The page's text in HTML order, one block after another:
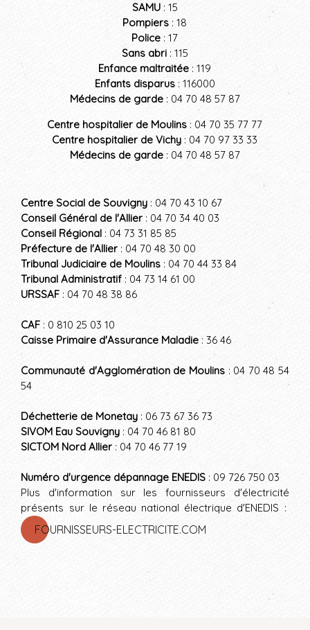
SAMU: 15
Pompiers : 18
Police : 17
Sans abri: 115
Enfance maltraitée : 119
Enfants disparus: 116000
Médecins de garde: 04 70 48 57 87
Centre hospitalier de Moulins : 04 70 35 77 77
Centre hospitalier de Vichy : 04 70 97 33 33
Médecins de garde: 04 70 48 57 87
Centre Social de Souvigny : 04 70 43 10 67
Conseil Général de l'Allier : 04 70 34 40 03
Conseil Régional : 04 73 31 85 85
Préfecture de l'Allier : 04 70 48 30 00
Tribunal Judiciaire de Moulins : 04 70 44 33 84
Tribunal Administratif : 04 73 14 61 00
URSSAF : 04 70 48 38 86
CAF : 0 810 25 03 10
Caisse Primaire d'Assurance Maladie : 36 46
Communauté d'Agglomération de Moulins : 04 70 48 54
54
Déchetterie de Monetay : 06 73 67 36 73
SIVOM Eau Souvigny : 04 70 46 81 80
SICTOM Nord Allier : 04 70 46 77 19
Numéro d'urgence dépannage ENEDIS : 09 726 750 03
Plus d'information sur les fournisseurs d'électricité
présents sur le réseau national électrique d'ENEDIS :
FOURNISSEURS-ELECTRICITE.COM